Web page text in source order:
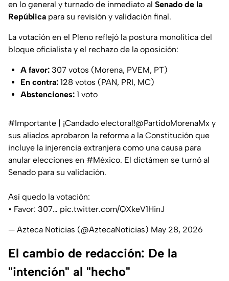
en lo general y turnado de inmediato al Senado de la
República para su revisión y validación final.
La votación en el Pleno reflejó la postura monolítica del
bloque oficialista y el rechazo de la oposición:
A favor: 307 votos (Morena, PVEM, PT)
En contra: 128 votos (PAN, PRI, MC)
Abstenciones: 1 voto
#Importante | ¡Candado electoral!@PartidoMorenaMx y
sus aliados aprobaron la reforma a la Constitución que
incluye la injerencia extranjera como una causa para
anular elecciones en #México. El dictámen se turnó al
Senado para su validación.
Así quedo la votación:
• Favor: 307… pic.twitter.com/QXkeV1HinJ
— Azteca Noticias (@AztecaNoticias) May 28, 2026
El cambio de redacción: De la
"intención" al "hecho"